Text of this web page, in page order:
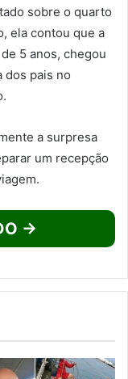
sobre o quarto
ela contou que a
5 anos, chegou
dos pais no
a surpresa
um recepção
→